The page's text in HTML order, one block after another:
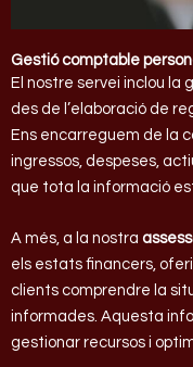
Gestió comptable
El nostre servei inclou la
des de l’elaboració de
Ens encarreguem de la
ingressos, despeses,
que tota la informació
A més, a la nostra
els estats financers,
clients comprendre la
informades. Aquesta
gestionar recursos i